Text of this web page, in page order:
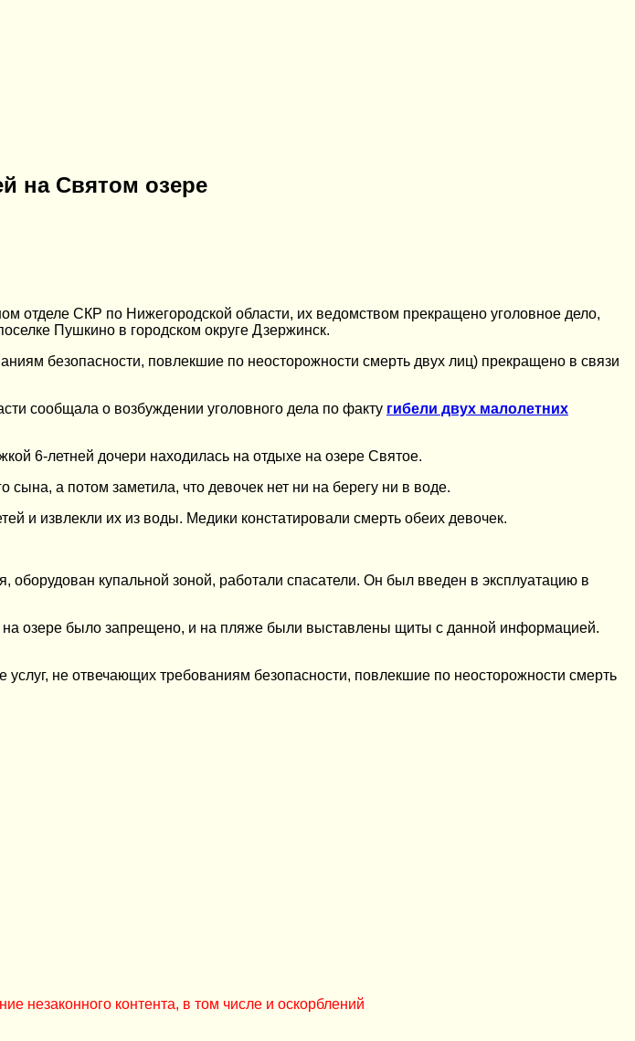
на Святом озере
отделе СКР по Нижегородской области, их ведомством прекращено уголовное дело,
Пушкино в городском округе Дзержинск.
безопасности, повлекшие по неосторожности смерть двух лиц) прекращено в связи
сообщала о возбуждении уголовного дела по факту гибели двух малолетних
6-летней дочери находилась на отдыхе на озере Святое.
а потом заметила, что девочек нет ни на берегу ни в воде.
и извлекли их из воды. Медики констатировали смерть обеих девочек.
купальной зоной, работали спасатели. Он был введен в эксплуатацию в
на озере было запрещено, и на пляже были выставлены щиты с данной информацией.
не отвечающих требованиям безопасности, повлекшие по неосторожности смерть
незаконного контента, в том числе и оскорблений